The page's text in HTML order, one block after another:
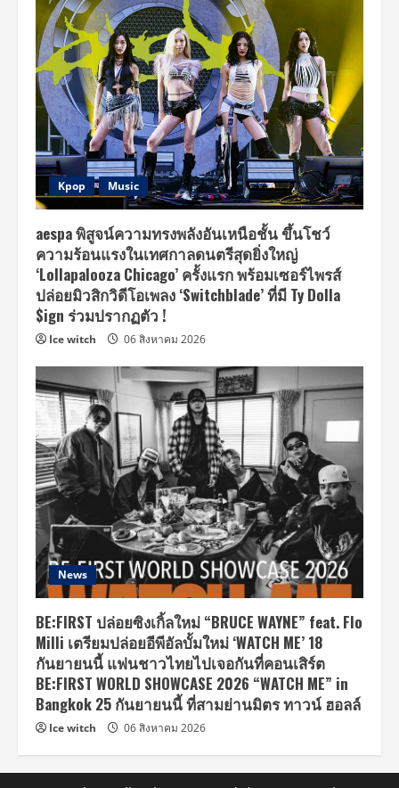
Kpop Music
aespa พิสูจน์ความทรงพลังอันเหนือชั้น ขึ้นโชว์
ความร้อนแรงในเทศกาลดนตรีสุดยิ่งใหญ่
‘Lollapalooza Chicago’ ครั้งแรก พร้อมเซอร์ไพรส์
ปล่อยมิวสิกวิดีโอเพลง ‘Switchblade’ ที่มี Ty Dolla
$ign ร่วมปรากฏตัว !
Ice witch 06 สิงหาคม 2026
News
BE:FIRST ปล่อยซิงเกิ้ลใหม่ “BRUCE WAYNE” feat. Flo
Milli เตรียมปล่อยอีพีอัลบั้มใหม่ ‘WATCH ME’ 18
กันยายนนี้ แฟนชาวไทยไปเจอกันที่คอนเสิร์ต
BE:FIRST WORLD SHOWCASE 2026 “WATCH ME” in
Bangkok 25 กันยายนนี้ ที่สามย่านมิตร ทาวน์ ฮอลล์
Ice witch 06 สิงหาคม 2026